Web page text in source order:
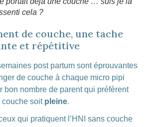
cela ?
de couche, une tache
et répétitive
post partum sont éprouvantes
de couche à chaque micro pipi
bon nombre de parent qui préfèrent
couche soit pleine.
qui pratiquent l’HNI sans couche